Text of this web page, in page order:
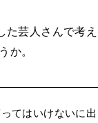
た芸人さんで考
か。
てはいけないに